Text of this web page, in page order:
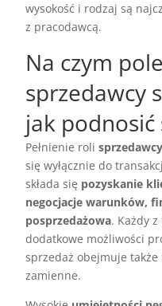
wysokość i rodzaj są
z pracodawcą.
Na czym
sprzedawcy
jak
Pełnienie roli
się wyłącznie do
składa się pozyskanie
negocjacje warunków,
posprzedażowa. Każdy
dodatkowe możliwości
sprzedaż obejmuje także
zamienne.